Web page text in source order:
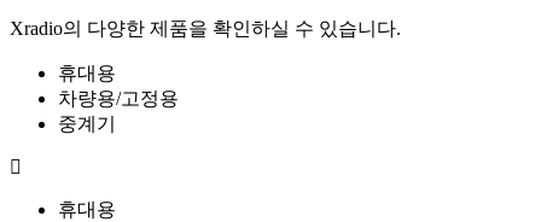
Xradio의 다양한 제품을 확인하실 수 있습니다.
휴대용
차량용/고정용
중계기
휴대용